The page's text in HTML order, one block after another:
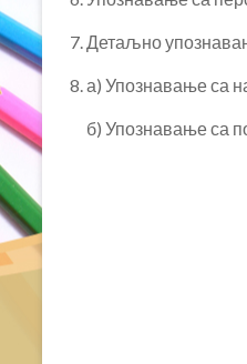
7. Детаљно
8. а) Упознавање са
б) Упознавање са